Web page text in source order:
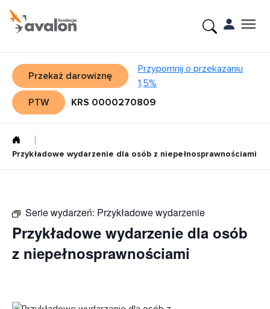
Przekaż darowiznę
Przypomnij o przekazaniu
1,5%
PTW
KRS 0000270809
Przykładowe wydarzenie dla osób z niepełnosprawnościami
Serie wydarzeń: Przykładowe wydarzenie
Przykładowe wydarzenie dla osób
z niepełnosprawnościami